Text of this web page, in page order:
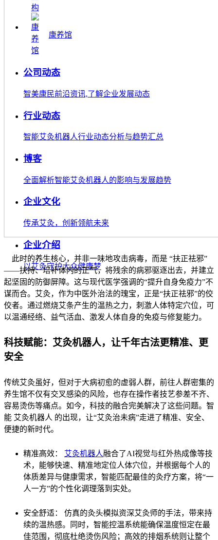
康养馆
公司动态
智美康民前沿资讯,了解企业发展动态
行业动态
智能艾灸机器人行业动态分析与趋势汇总
博客
全面解析智能艾灸机器人的影响与发展趋势
企业文化
传承艾灸，创新领航未来
企业介绍
以艾灸守护大众健康梦
此时的养生核心，并非一味地攻击病毒，而是 “扶正祛邪”
——扶持、培补体内的正气，将残余的病邪驱逐出去，并建立
起坚固的防御屏障。这与现代医学强调的“提升自身免疫力”不
谋而合。艾灸，作为中医外治法的瑰宝，正是“扶正祛邪”的佼
佼者。通过燃烧艾条产生的温热之力，刺激人体特定穴位，可
以温通经络、益气活血、激发人体自身的免疫与修复能力。
科技赋能：艾灸机器人，让千年古法更精准、更
安全
传统艾灸虽好，但对于大病初愈的虚弱人群，前往人群密集的
养生馆不仅有交叉感染的风险，也存在操作者技艺参差不齐、
容易烫伤等痛点。如今，科技的融合完美解决了这些问题。智
能 艾灸机器人 的出现，让“艾灸治未病”走进了精准、安全、
便捷的新时代。
精准高效： 艾灸机器人融合了AI视觉与红外热成像等技
术，能够快速、精准地定位人体穴位，并根据每个人的
体质差异与健康需求，智能匹配最佳的灸疗方案，将“一
人一方”的个性化调理落到实处。
安全舒适： 仿真的灸头模拟资深艾灸师的手法，带来持
续的温热感。同时，智能控温系统能确保温度恒定在最
佳范围，彻底杜绝烫伤风险；高效的排烟系统则让整个